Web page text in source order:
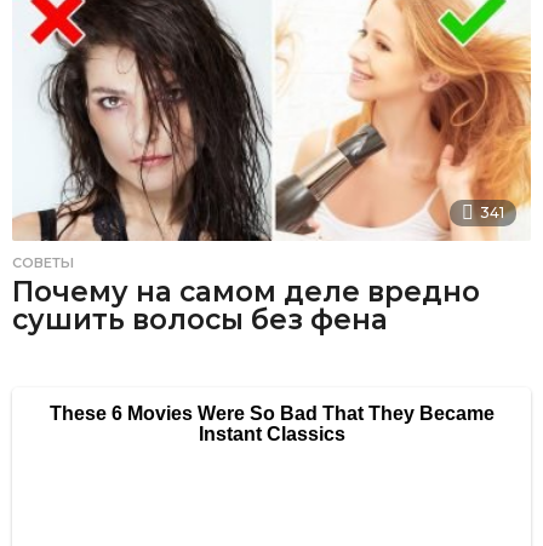
341
СОВЕТЫ
Почему на самом деле вредно
сушить волосы без фена